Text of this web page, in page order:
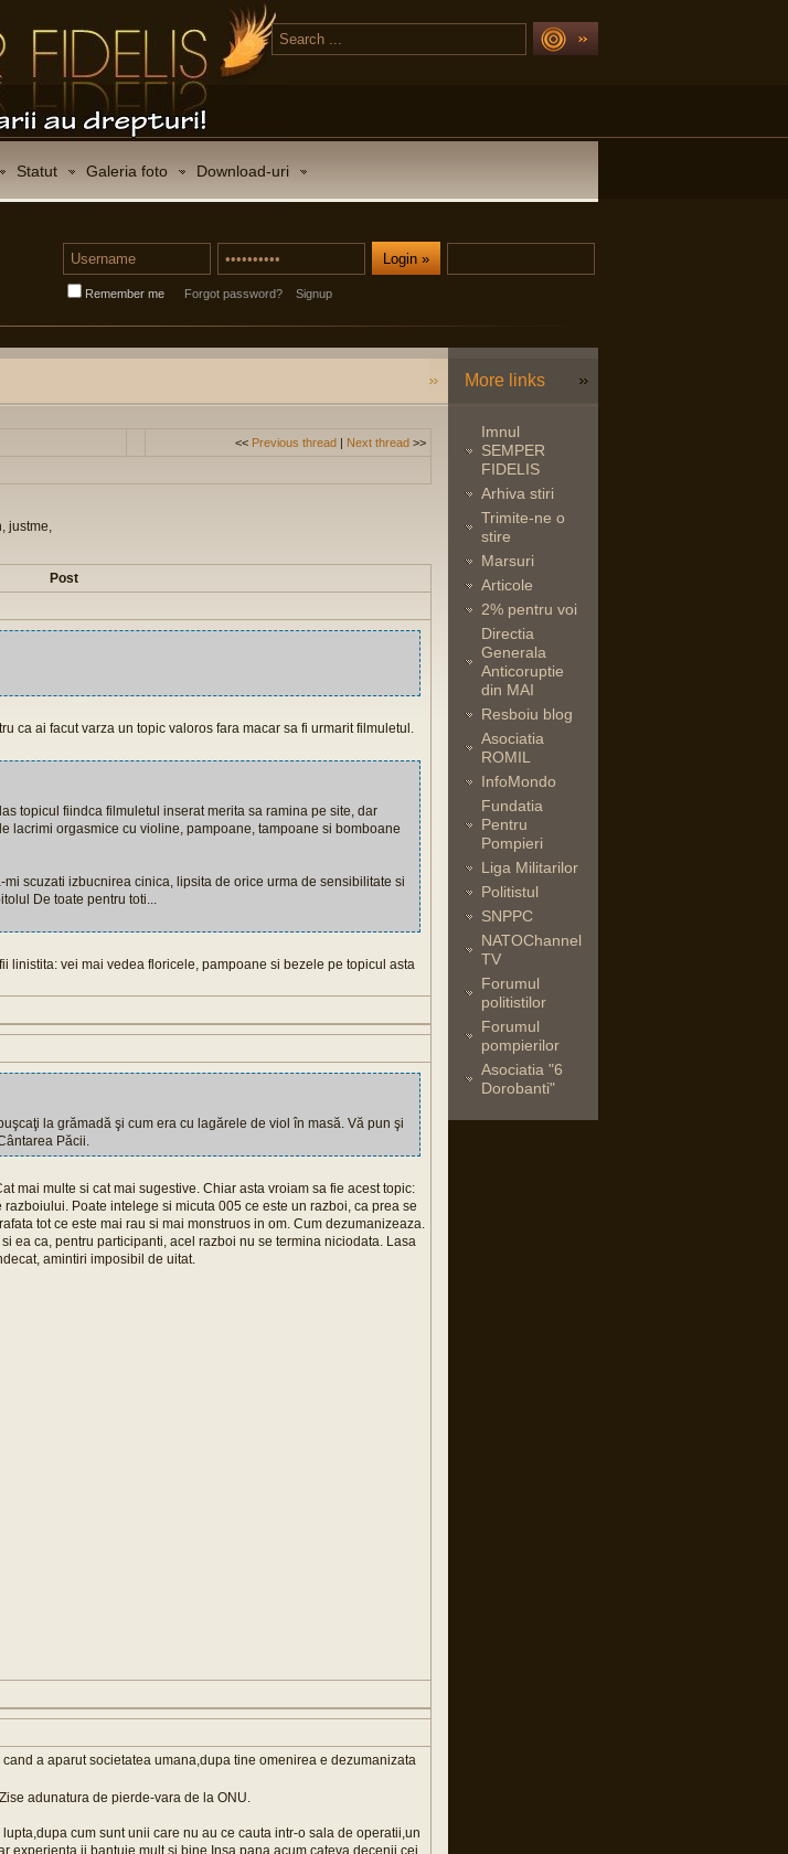
Statut Galeria foto Download-uri
Remember me Forgot password? Signup
<< Previous thread | Next thread >>
justme,
Post
ca ai facut varza un topic valoros fara macar sa fi urmarit filmuletul.
topicul fiindca filmuletul inserat merita sa ramina pe site, dar
lacrimi orgasmice cu violine, pampoane, tampoane si bomboane
scuzati izbucnirea cinica, lipsita de orice urma de sensibilitate si
De toate pentru toti...
linistita: vei mai vedea floricele, pampoane si bezele pe topicul asta
la grămadă şi cum era cu lagărele de viol în masă. Vă pun şi
Păcii.
mai multe si cat mai sugestive. Chiar asta vroiam sa fie acest topic:
Poate intelege si micuta 005 ce este un razboi, ca prea se
tot ce este mai rau si mai monstruos in om. Cum dezumanizeaza.
ea ca, pentru participanti, acel razboi nu se termina niciodata. Lasa
amintiri imposibil de uitat.
a aparut societatea umana,dupa tine omenirea e dezumanizata
adunatura de pierde-vara de la ONU.
cum sunt unii care nu au ce cauta intr-o sala de operatii,un
experienta ii bantuie mult si bine.Insa pana acum cateva decenii cei
More links
Imnul
SEMPER
FIDELIS
Arhiva stiri
Trimite-ne o
stire
Marsuri
Articole
2% pentru voi
Directia
Generala
Anticoruptie
din MAI
Resboiu blog
Asociatia
ROMIL
InfoMondo
Fundatia
Pentru
Pompieri
Liga Militarilor
Politistul
SNPPC
NATOChannel
TV
Forumul
politistilor
Forumul
pompierilor
Asociatia "6
Dorobanti"